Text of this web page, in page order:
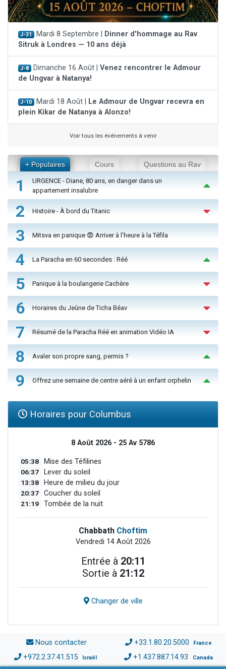
J-31 Mardi 8 Septembre |
Dinner d'hommage au Rav
Sitruk à Londres — 10 ans déjà
J-8 Dimanche 16 Août | Venez rencontrer le Admour
de Ungvar à Natanya!
J-10 Mardi 18 Août |
Le Admour de Ungvar recevra en
plein Kikar de Natanya à Alonzo!
Voir tous les événements à venir
+ Populaires Cours Questions au Rav
1
URGENCE - Diane, 80 ans, en danger dans un
appartement insalubre
2 Histoire - À bord du Titanic
3 Mitsva en panique 😨 Arriver à l'heure à la Téfila
4 La Paracha en 60 secondes : Réé
5 Panique à la boulangerie Cachère
6 Horaires du Jeûne de Ticha Béav
7 Résumé de la Paracha Réé en animation Vidéo IA
8 Avaler son propre sang, permis ?
9 Offrez une semaine de centre aéré à un enfant orphelin
Horaires pour Columbus
8 Août 2026 - 25 Av 5786
05:38 Mise des Téfilines
06:37 Lever du soleil
13:38 Heure de milieu du jour
20:37 Coucher du soleil
21:19 Tombée de la nuit
Chabbath Choftim
Vendredi 14 Août 2026
Entrée à 20:11
Sortie à 21:12
Changer de ville
Nous contacter +33.1.80.20.5000 France
+972.2.37.41.515 Israël +1.437.887.14.93 Canada